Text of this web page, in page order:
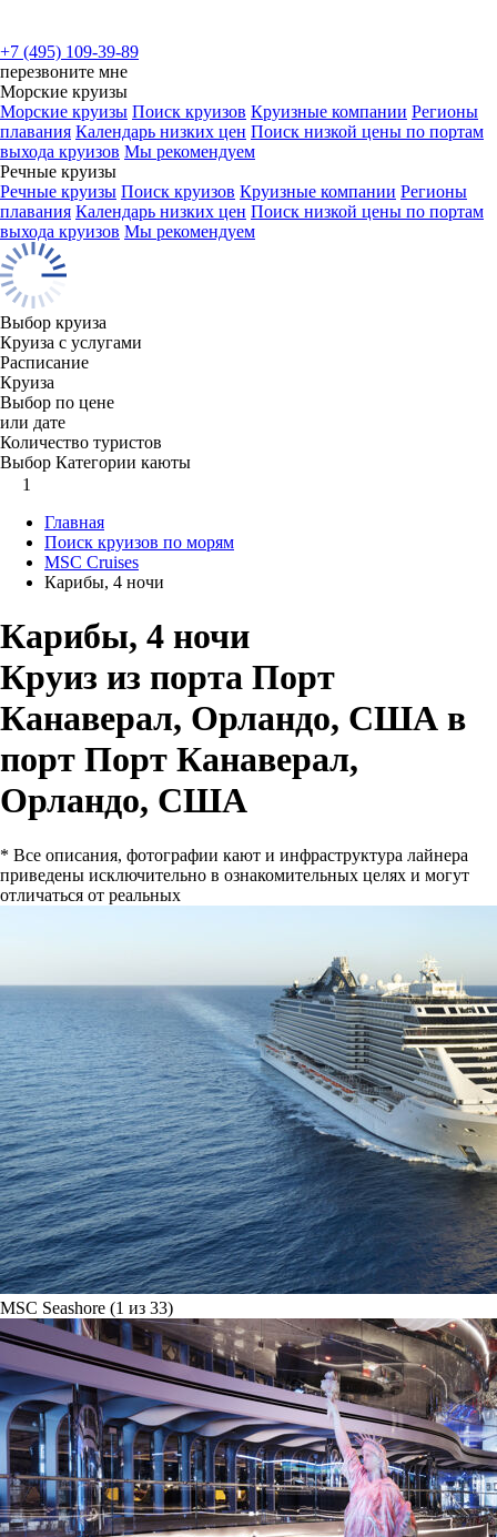
+7 (495) 109-39-89
перезвоните мне
Морские круизы
Морские круизы Поиск круизов Круизные компании Регионы
плавания Календарь низких цен Поиск низкой цены по портам
выхода круизов Мы рекомендуем
Речные круизы
Речные круизы Поиск круизов Круизные компании Регионы
плавания Календарь низких цен Поиск низкой цены по портам
выхода круизов Мы рекомендуем
Выбор круиза
Круиза с услугами
Расписание
Круиза
Выбор по цене
или дате
Количество туристов
Выбор Категории каюты
1
Главная
Поиск круизов по морям
MSC Cruises
Карибы, 4 ночи
Карибы, 4 ночи
Круиз из порта Порт
Канаверал, Орландо, США в
порт Порт Канаверал,
Орландо, США
* Все описания, фотографии кают и инфраструктура лайнера
приведены исключительно в ознакомительных целях и могут
отличаться от реальных
MSC Seashore (1 из 33)